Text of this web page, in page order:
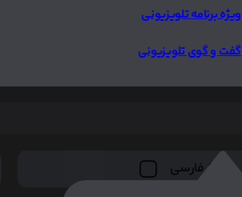
ویژه برنامه تلویزیونی
گفت و گوی تلویزیونی
فارسی